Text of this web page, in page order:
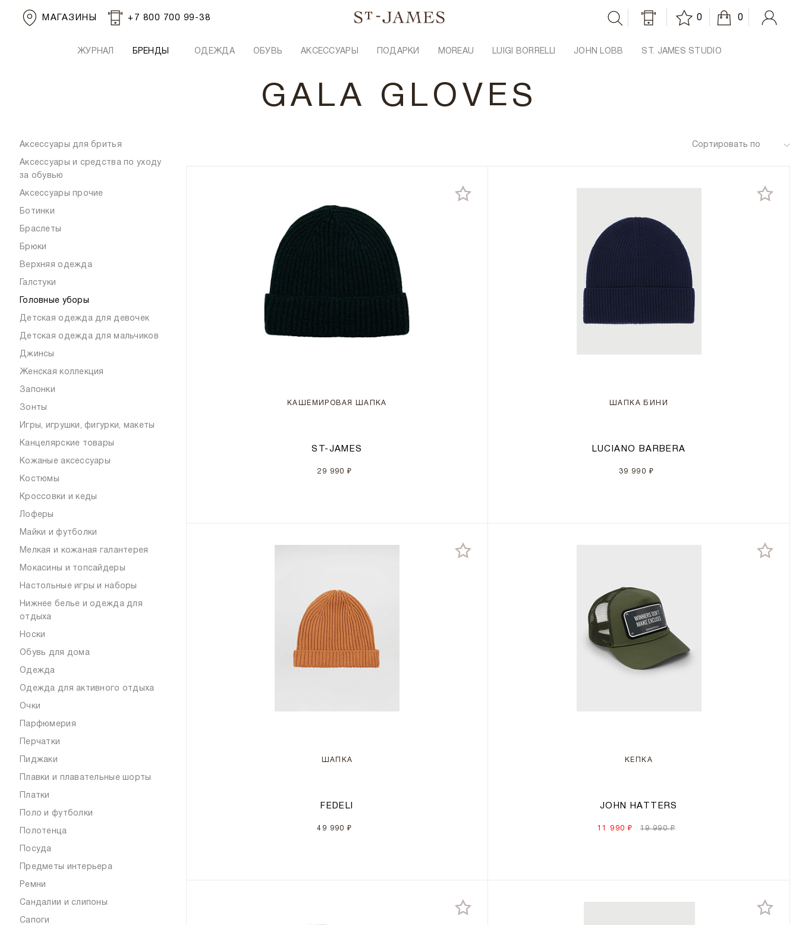
МАГАЗИНЫ +7 800 700 99-38 0 0
ЖУРНАЛ БРЕНДЫ ОДЕЖДА ОБУВЬ АКСЕССУАРЫ ПОДАРКИ MOREAU LUIGI BORRELLI JOHN LOBB ST. JAMES STUDIO
GALA GLOVES
Аксессуары для бритья
Аксессуары и средства по уходу
за обувью
Аксессуары прочие
Ботинки
Браслеты
Брюки
Верхняя одежда
Галстуки
Головные уборы
Детская одежда для девочек
Детская одежда для мальчиков
Джинсы
Женская коллекция
Запонки
Зонты
Игры, игрушки, фигурки, макеты
Канцелярские товары
Кожаные аксессуары
Костюмы
Кроссовки и кеды
Лоферы
Майки и футболки
Мелкая и кожаная галантерея
Мокасины и топсайдеры
Настольные игры и наборы
Нижнее белье и одежда для
отдыха
Носки
Обувь для дома
Одежда
Одежда для активного отдыха
Очки
Парфюмерия
Перчатки
Пиджаки
Плавки и плавательные шорты
Платки
Поло и футболки
Полотенца
Посуда
Предметы интерьера
Ремни
Сандалии и слипоны
Сапоги
Сортировать по
КАШЕМИРОВАЯ ШАПКА
ST-JAMES
29 990 ₽
ШАПКА БИНИ
LUCIANO BARBERA
39 990 ₽
ШАПКА
FEDELI
49 990 ₽
КЕПКА
JOHN HATTERS
11 990 ₽ 19 990 ₽